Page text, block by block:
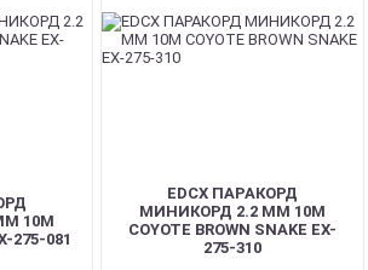
10М
275-081
EDCX ПАРАКОРД
МИНИКОРД 2.2 ММ 10М
COYOTE BROWN SNAKE EX-
275-310